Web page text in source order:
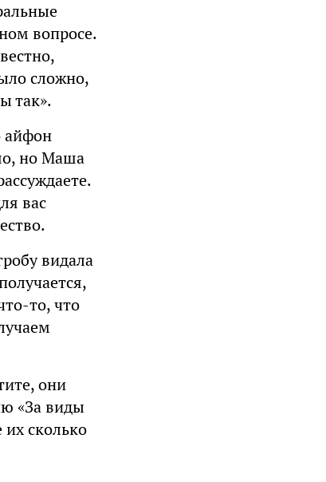
вопросе.
сложно,
так».
айфон
но Маша
вас
видала
то, что
они
«За виды
сколько